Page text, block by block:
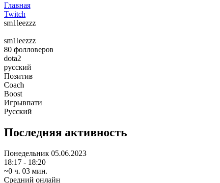
Главная
Twitch
sm1leezzz
sm1leezzz
80 фолловеров
dota2
русский
Позитив
Coach
Boost
Игрывпати
Русский
Последняя активность
Понедельник 05.06.2023
18:17 - 18:20
~0 ч. 03 мин.
Средний онлайн